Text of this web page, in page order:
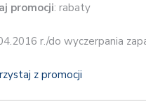
promocji: rabaty
r./do wyczerpania
z promocji